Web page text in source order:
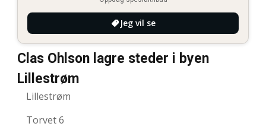
Jeg vil se
Clas Ohlson lagre steder i byen
Lillestrøm
Lillestrøm
Torvet 6